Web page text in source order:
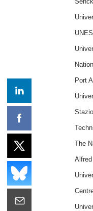
Port
The